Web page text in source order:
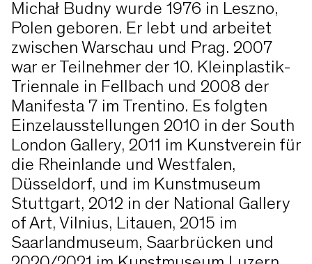
Michał Budny wurde 1976 in Leszno,
Polen geboren. Er lebt und arbeitet
zwischen Warschau und Prag. 2007
war er Teilnehmer der 10. Kleinplastik-
Triennale in Fellbach und 2008 der
Manifesta 7 im Trentino. Es folgten
Einzelausstellungen 2010 in der South
London Gallery, 2011 im Kunstverein für
die Rheinlande und Westfalen,
Düsseldorf, und im Kunstmuseum
Stuttgart, 2012 in der National Gallery
of Art, Vilnius, Litauen, 2015 im
Saarlandmuseum, Saarbrücken und